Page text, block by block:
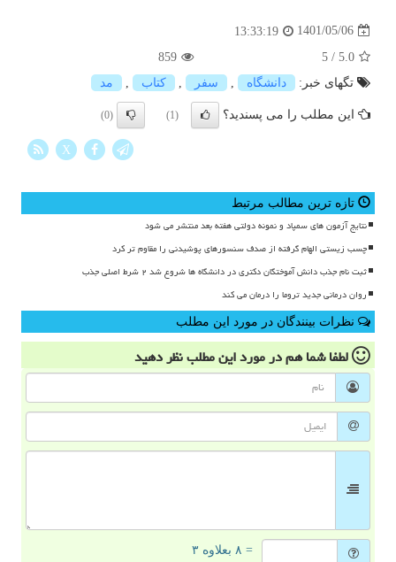
1401/05/06
13:33:19
5.0
/
5
859
تگهای خبر:
دانشگاه سفر كتاب مد
این مطلب را می پسندید؟ (1)
(0)
X
تازه ترین مطالب مرتبط
نتایج آزمون های سمپاد و نمونه دولتی هفته بعد منتشر می شود
چسب زیستی الهام گرفته از صدف سنسورهای پوشیدنی را مقاوم تر کرد
ثبت نام جذب دانش آموختگان دکتری در دانشگاه ها شروع شد ۲ شرط اصلی جذب
روان درمانی جدید تروما را درمان می کند
نظرات بینندگان در مورد این مطلب
لطفا شما همدر مورد این مطلبنظر دهید
= ۸ بعلاوه ۳